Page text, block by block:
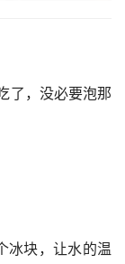
了，没必要泡那
冰块，让水的温